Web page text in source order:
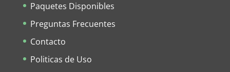
Paquetes Disponibles
Preguntas Frecuentes
Contacto
Politicas de Uso